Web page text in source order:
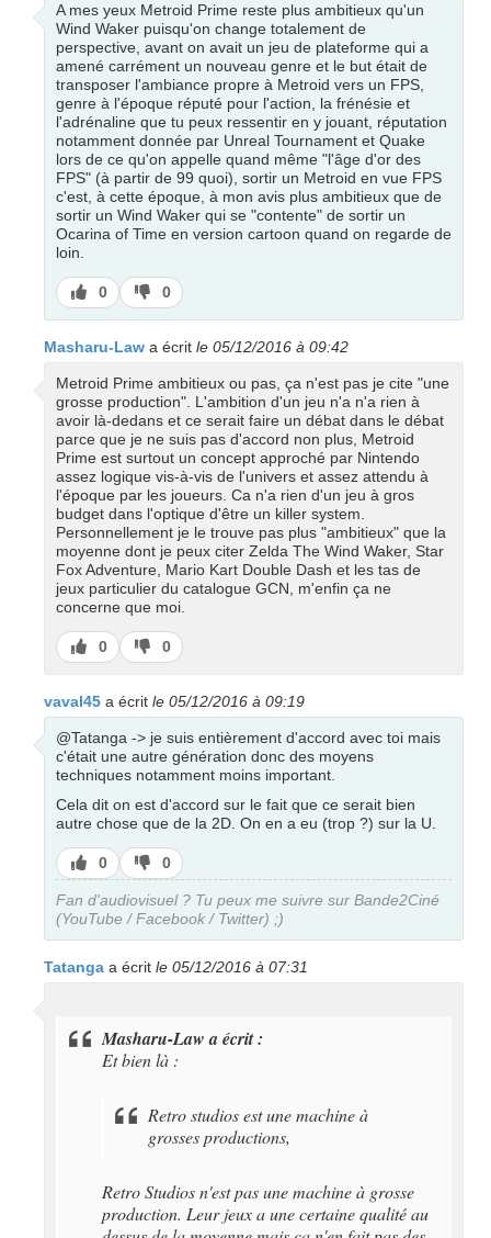
A mes yeux Metroid Prime reste plus ambitieux qu'un
Wind Waker puisqu'on change totalement de
perspective, avant on avait un jeu de plateforme qui a
amené carrément un nouveau genre et le but était de
transposer l'ambiance propre à Metroid vers un FPS,
genre à l'époque réputé pour l'action, la frénésie et
l'adrénaline que tu peux ressentir en y jouant, réputation
notamment donnée par Unreal Tournament et Quake
lors de ce qu'on appelle quand même "l'âge d'or des
FPS" (à partir de 99 quoi), sortir un Metroid en vue FPS
c'est, à cette époque, à mon avis plus ambitieux que de
sortir un Wind Waker qui se "contente" de sortir un
Ocarina of Time en version cartoon quand on regarde de
loin.
J’aime
0
J’aime
pas
0
Masharu-Law a écrit le 05/12/2016 à 09:42
Metroid Prime ambitieux ou pas, ça n'est pas je cite "une
grosse production". L'ambition d'un jeu n'a n'a rien à
avoir là-dedans et ce serait faire un débat dans le débat
parce que je ne suis pas d'accord non plus, Metroid
Prime est surtout un concept approché par Nintendo
assez logique vis-à-vis de l'univers et assez attendu à
l'époque par les joueurs. Ca n'a rien d'un jeu à gros
budget dans l'optique d'être un killer system.
Personnellement je le trouve pas plus "ambitieux" que la
moyenne dont je peux citer Zelda The Wind Waker, Star
Fox Adventure, Mario Kart Double Dash et les tas de
jeux particulier du catalogue GCN, m'enfin ça ne
concerne que moi.
J’aime
0
J’aime
pas
0
vaval45 a écrit le 05/12/2016 à 09:19
@Tatanga -> je suis entièrement d'accord avec toi mais
c'était une autre génération donc des moyens
techniques notamment moins important.
Cela dit on est d'accord sur le fait que ce serait bien
autre chose que de la 2D. On en a eu (trop ?) sur la U.
J’aime
0
J’aime
pas
0
Fan d'audiovisuel ? Tu peux me suivre sur Bande2Ciné
(YouTube / Facebook / Twitter) ;)
Tatanga a écrit le 05/12/2016 à 07:31
Masharu-Law a écrit :
Et bien là :
Retro studios est une machine à
grosses productions,
Retro Studios n'est pas une machine à grosse
production. Leur jeux a une certaine qualité au